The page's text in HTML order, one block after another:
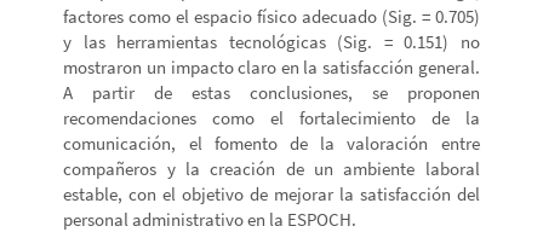
factores como el espacio físico adecuado (Sig. = 0.705)
y las herramientas tecnológicas (Sig. = 0.151) no
mostraron un impacto claro en la satisfacción general.
A partir de estas conclusiones, se proponen
recomendaciones como el fortalecimiento de la
comunicación, el fomento de la valoración entre
compañeros y la creación de un ambiente laboral
estable, con el objetivo de mejorar la satisfacción del
personal administrativo en la ESPOCH.